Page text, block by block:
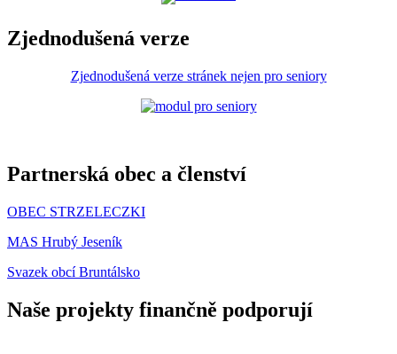
Zjednodušená verze
Zjednodušená verze stránek nejen pro seniory
Partnerská obec a členství
OBEC STRZELECZKI
MAS Hrubý Jeseník
Svazek obcí Bruntálsko
Naše projekty finančně podporují